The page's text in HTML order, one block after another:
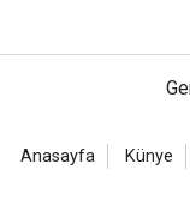
Anasayfa Künye